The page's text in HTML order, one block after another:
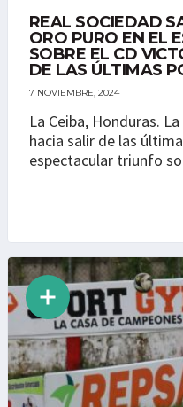
REAL SOCIEDAD
ORO PURO EN EL
SOBRE EL CD
DE LAS ÚLTIMAS
7 NOVIEMBRE, 2024
La Ceiba, Honduras.
hacia salir de las
espectacular triunfo